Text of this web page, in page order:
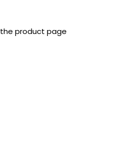
product page